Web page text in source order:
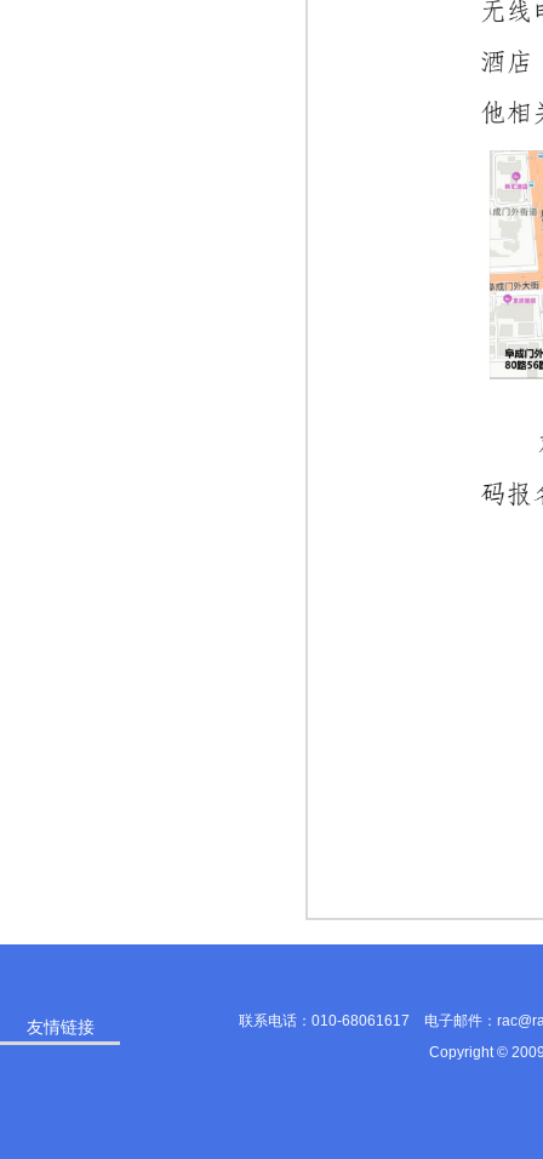
友情链接
联系电话：010-68061617 电子邮件：
Copyright ©